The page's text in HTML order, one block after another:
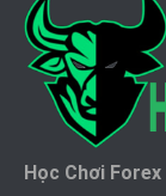
Học Chơi Forex